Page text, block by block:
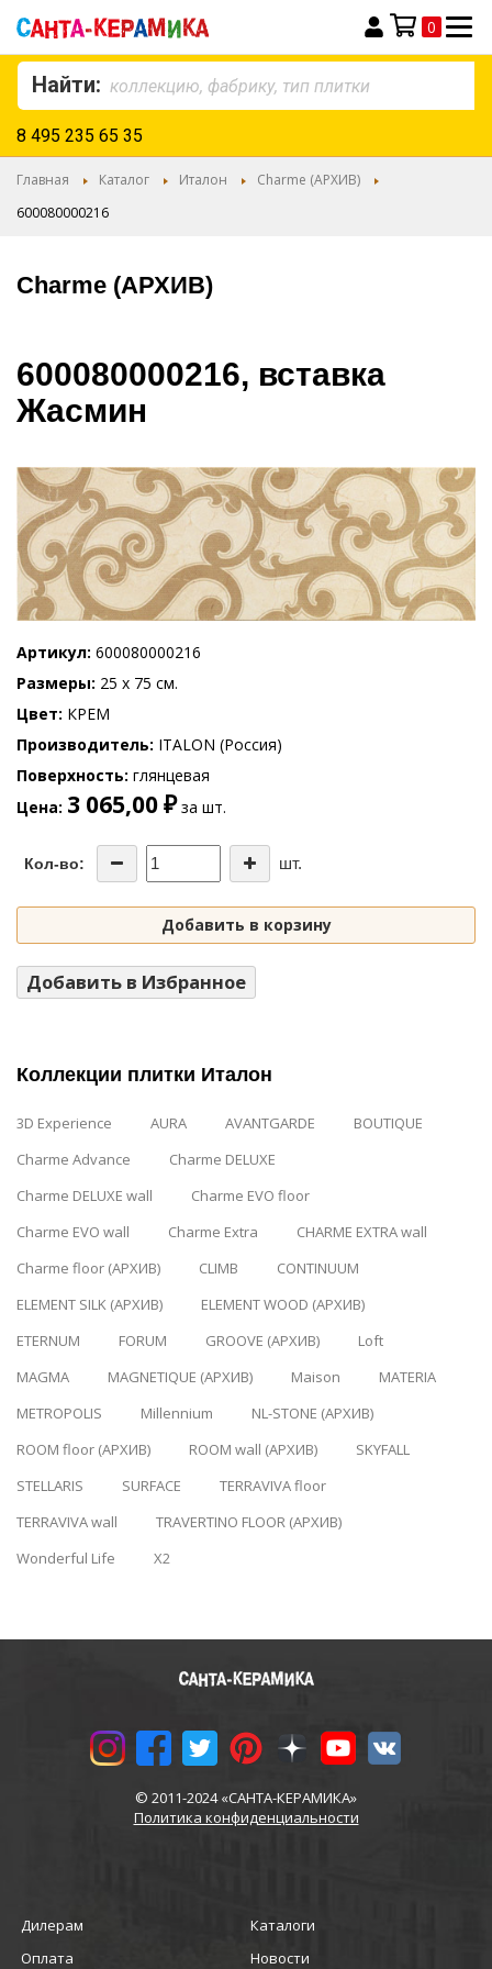
Моя корзина
0
Найти:
8 495 235 65 35
Главная Каталог Италон
Charme (АРХИВ)
600080000216
Charme (АРХИВ)
600080000216, вставка
Жасмин
Артикул 600080000216
Размеры 25 x 75 см.
Цвет КРЕМ
Производитель ITALON (Россия)
Поверхность глянцевая
Цена 3 065,00 ₽за шт.
Кол-во: шт.
Добавить в корзину
Добавить в Избранное
Коллекции плитки Италон
3D Experience AURA AVANTGARDE
BOUTIQUE
Charme Advance
Charme DELUXE
Charme DELUXE wall
Charme EVO floor
Charme EVO wall
Charme Extra
CHARME EXTRA wall
Charme floor (АРХИВ)
CLIMB
CONTINUUM
ELEMENT SILK (АРХИВ)
ELEMENT WOOD (АРХИВ)
ETERNUM
FORUM GROOVE (АРХИВ)
Loft
MAGMA
MAGNETIQUE (АРХИВ) Maison
MATERIA
METROPOLIS
Millennium
NL-STONE (АРХИВ)
ROOM floor (АРХИВ)
ROOM wall (АРХИВ)
SKYFALL
STELLARIS
SURFACE
TERRAVIVA floor
TERRAVIVA wall
TRAVERTINO FLOOR (АРХИВ)
Wonderful Life
X2
© 2011-2024 «САНТА-КЕРАМИКА»
Политика конфиденциальности
Дилерам
Каталоги
Оплата
Новости